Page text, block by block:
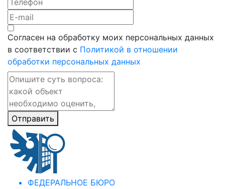
Согласен на обработку моих персональных данных
в соответствии с Политикой в отношении
обработки персональных данных
Отправить
ФЕДЕРАЛЬНОЕ БЮРО